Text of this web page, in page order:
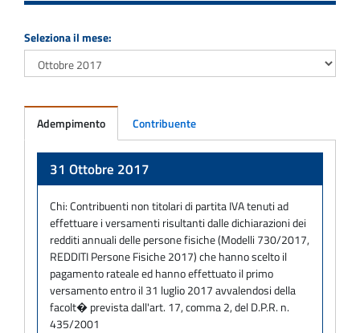
Seleziona il mese:
Adempimento Contribuente
31 Ottobre 2017
Chi:Contribuenti non titolari di partita IVA tenuti ad
effettuare i versamenti risultanti dalle dichiarazioni dei
redditi annuali delle persone fisiche (Modelli 730/2017,
REDDITI Persone Fisiche 2017) che hanno scelto il
pagamento rateale ed hanno effettuato il primo
versamento entro il 31 luglio 2017 avvalendosi della
facolt� prevista dall'art. 17, comma 2, del D.P.R. n.
435/2001